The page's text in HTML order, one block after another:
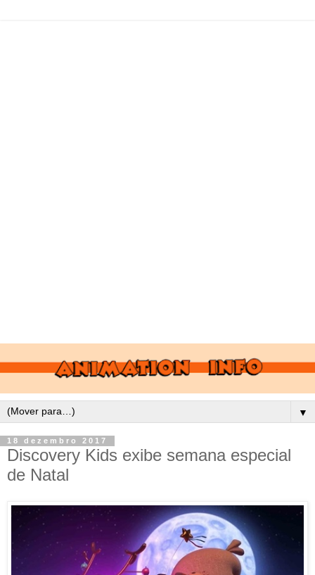
▼
18 dezembro 2017
Discovery Kids exibe semana especial
de Natal